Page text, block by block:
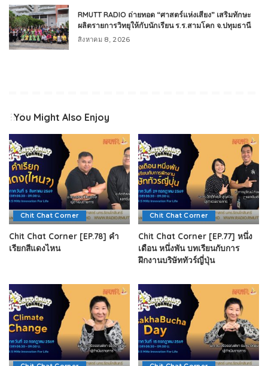
RMUTT RADIO ถ่ายทอด “ศาสตร์แห่งเสียง” เสริมทักษะ
ผลิตรายการวิทยุให้กับนักเรียน ร.ร.สามโคก จ.ปทุมธานี
สิงหาคม 8, 2026
You Might Also Enjoy
Chit Chat Corner
Chit Chat Corner [EP.78] คำ
เรียกสีแดงไหน
Chit Chat Corner
Chit Chat Corner [EP.77] หนึ่ง
เดือน หนึ่งพัน บทเรียนกับการ
ฝึกงานบริษัททัวร์ญี่ปุ่น